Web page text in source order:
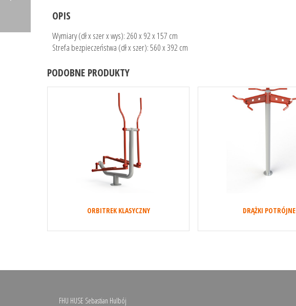
OPIS
Wymiary (dł x szer x wys): 260 x 92 x 157 cm
Strefa bezpieczeństwa (dł x szer): 560 x 392 cm
PODOBNE PRODUKTY
ORBITREK KLASYCZNY DRĄŻKI POTRÓJNE
FHU HUSE Sebastian Hulbój